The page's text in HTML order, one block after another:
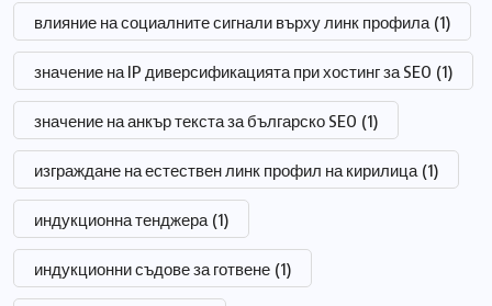
влияние на социалните сигнали върху линк профила (1)
значение на IP диверсификацията при хостинг за SEO (1)
значение на анкър текста за българско SEO (1)
изграждане на естествен линк профил на кирилица (1)
индукционна тенджера (1)
индукционни съдове за готвене (1)